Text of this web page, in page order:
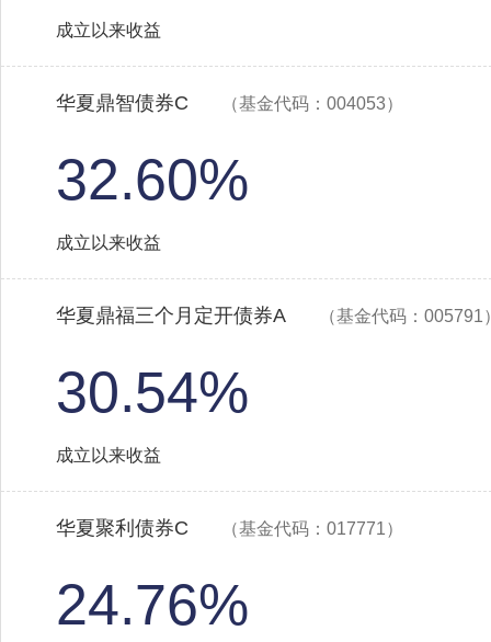
成立以来收益
华夏鼎智债券C （基金代码：004053）
32.60%
成立以来收益
华夏鼎福三个月定开债券A （基金代码：005791
30.54%
成立以来收益
华夏聚利债券C （基金代码：017771）
24.76%